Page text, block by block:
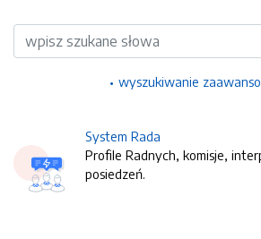
Wyszukiwarka
wyszukiwanie
System Rada
Profile Radnych, komisje,
posiedzeń.